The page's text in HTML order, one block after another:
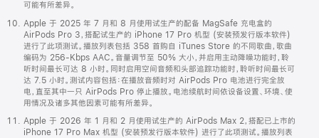
可能有所差异。
Apple 于 2025 年 7 月和 8 月使用试生产的配备 MagSafe 充电盒的
AirPods Pro 3，搭配试生产的 iPhone 17 Pro 机型 (安装预发行版本软件)
进行了此项测试。播放列表包括 358 首购自 iTunes Store 的不同歌曲，歌曲
编码为 256-Kbps AAC。音量调节至 50% 大小，并启用主动降噪功能时，聆
听时间最长可达 8 小时。同时启用空间音频和头部追踪功能时，聆听时间最长可
达 7.5 小时。测试内容包括：在播放音频时对 AirPods Pro 电池进行完全放
电，直至其中一只 AirPods Pro 停止播放。电池续航时间依设备设置、环境、使
用情况及诸多其他因素可能有所差异。
Apple 于 2026 年 1 月和 2 月使用试生产的 AirPods Max 2，搭配已上市的
iPhone 17 Pro Max 机型 (安装预发行版本软件) 进行了此项测试。播放列表